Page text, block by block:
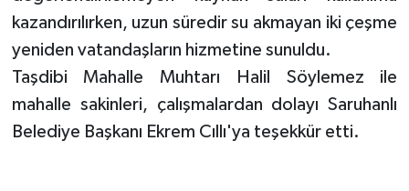
kazandırılırken, uzun süredir su akmayan iki çeşme
yeniden vatandaşların hizmetine sunuldu.
Taşdibi Mahalle Muhtarı Halil Söylemez ile
mahalle sakinleri, çalışmalardan dolayı Saruhanlı
Belediye Başkanı Ekrem Cıllı'ya teşekkür etti.